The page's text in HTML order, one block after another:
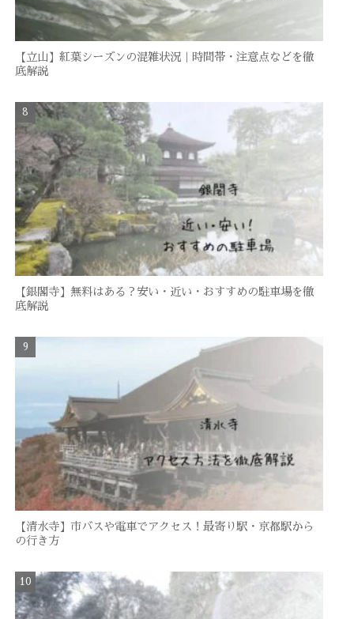
【立山】紅葉シーズンの混雑状況｜時間帯・注意点などを徹
底解説
【銀閣寺】無料はある？安い・近い・おすすめの駐車場を徹
底解説
【清水寺】市バスや電車でアクセス！最寄り駅・京都駅から
の行き方